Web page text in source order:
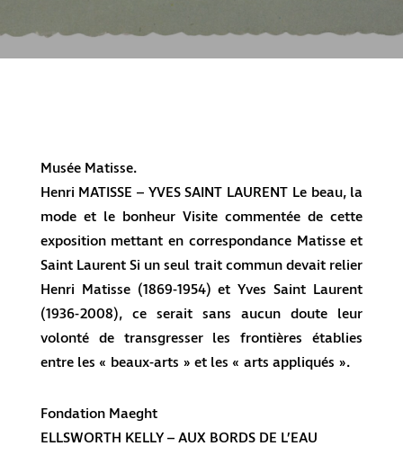
Musée Matisse.
Henri MATISSE – YVES SAINT LAURENT Le beau, la
mode et le bonheur Visite commentée de cette
exposition mettant en correspondance Matisse et
Saint Laurent Si un seul trait commun devait relier
Henri Matisse (1869-1954) et Yves Saint Laurent
(1936-2008), ce serait sans aucun doute leur
volonté de transgresser les frontières établies
entre les « beaux-arts » et les « arts appliqués ».
Fondation Maeght
ELLSWORTH KELLY – AUX BORDS DE L’EAU